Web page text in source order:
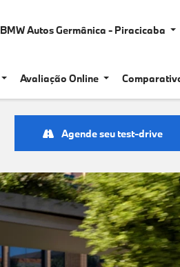
BMW Autos Germânica - Piracicaba
Avaliação Online
Agende seu test-drive